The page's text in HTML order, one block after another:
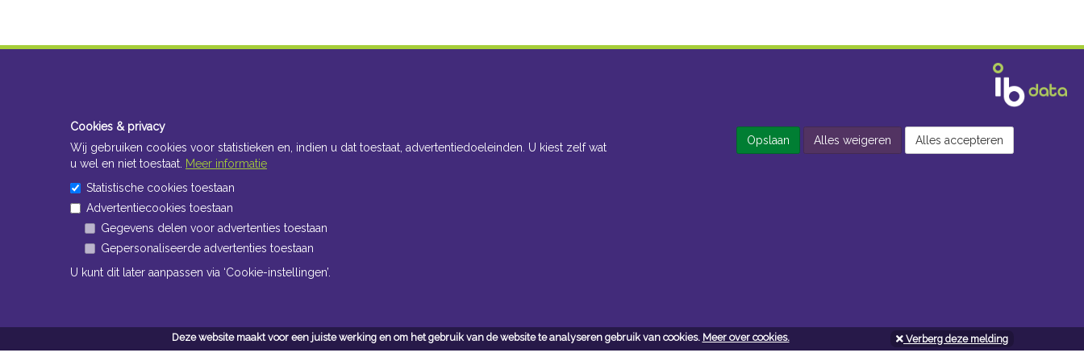
Deze website maakt voor een juiste werking en om het gebruik van de website te analyseren gebruik van cookies. Meer over cookies. Verberg deze melding
Contacteer ons Openingsuren toonzaal Openingsuren doe-het-zelf
Cookies & privacy
Wij gebruiken cookies voor statistieken en, indien u dat toestaat, advertentiedoeleinden. U kiest zelf wat
u wel en niet toestaat. Meer informatie
Statistische cookies toestaan
Advertentiecookies toestaan
Gegevens delen voor advertenties toestaan
Gepersonaliseerde advertenties toestaan
U kunt dit later aanpassen via ‘Cookie-instellingen’.
Opslaan Alles weigeren Alles accepteren